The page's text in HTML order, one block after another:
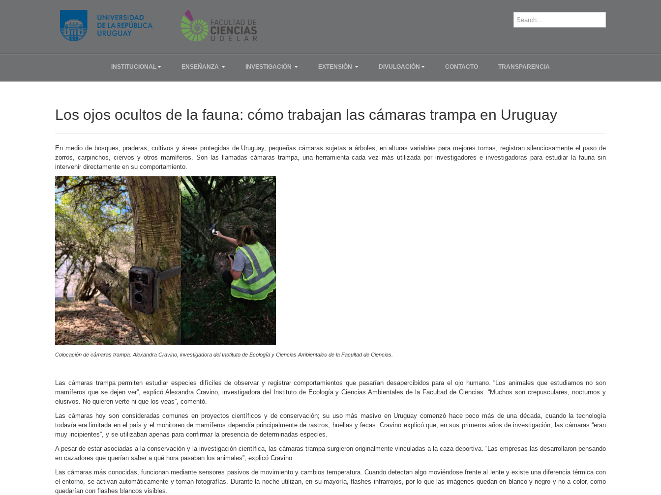
INSTITUCIONAL ENSEÑANZA INVESTIGACIÓN EXTENSIÓN DIVULGACIÓN CONTACTO TRANSPARENCIA
Los ojos ocultos de la fauna: cómo trabajan las cámaras trampa en Uruguay
En medio de bosques, praderas, cultivos y áreas protegidas de Uruguay, pequeñas cámaras sujetas a árboles, en alturas variables para mejores tomas, registran silenciosamente el paso de
zorros, carpinchos, ciervos y otros mamíferos. Son las llamadas cámaras trampa, una herramienta cada vez más utilizada por investigadores e investigadoras para estudiar la fauna sin
intervenir directamente en su comportamiento.
Colocación de cámaras trampa. Alexandra Cravino, investigadora del Instituto de Ecología y Ciencias Ambientales de la Facultad de Ciencias.
Las cámaras trampa permiten estudiar especies difíciles de observar y registrar comportamientos que pasarían desapercibidos para el ojo humano. “Los animales que estudiamos no son
mamíferos que se dejen ver”, explicó Alexandra Cravino, investigadora del Instituto de Ecología y Ciencias Ambientales de la Facultad de Ciencias. “Muchos son crepusculares, nocturnos y
elusivos. No quieren verte ni que los veas”, comentó.
Las cámaras hoy son consideradas comunes en proyectos científicos y de conservación; su uso más masivo en Uruguay comenzó hace poco más de una década, cuando la tecnología
todavía era limitada en el país y el monitoreo de mamíferos dependía principalmente de rastros, huellas y fecas. Cravino explicó que, en sus primeros años de investigación, las cámaras “eran
muy incipientes”, y se utilizaban apenas para confirmar la presencia de determinadas especies.
A pesar de estar asociadas a la conservación y la investigación científica, las cámaras trampa surgieron originalmente vinculadas a la caza deportiva. “Las empresas las desarrollaron pensando
en cazadores que querían saber a qué hora pasaban los animales”, explicó Cravino.
Las cámaras más conocidas, funcionan mediante sensores pasivos de movimiento y cambios temperatura. Cuando detectan algo moviéndose frente al lente y existe una diferencia térmica con
el entorno, se activan automáticamente y toman fotografías. Durante la noche utilizan, en su mayoría, flashes infrarrojos, por lo que las imágenes quedan en blanco y negro y no a color, como
quedarían con flashes blancos visibles.